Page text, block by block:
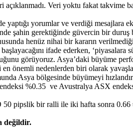
Veri yoktu fakat takvime
yorumlar ve verdiği mesajlara
şahin gerektiğinde güvercin bir
henüz nihai bir kararın
ifade ederken,
görüyoruz. Asya’daki büyüme
en önemli nedenlerden biri olarak
Asya bölgesinde büyümeyi
%0.35 ve Avustralya ASX
pipslik bir ralli ile iki hafta sonra
değildir.